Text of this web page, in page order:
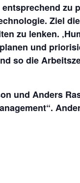
zu
Ziel
zu lenken.
und
so die
und Anders